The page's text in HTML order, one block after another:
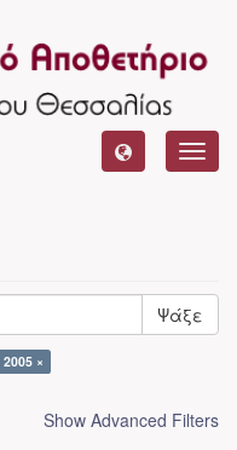
Ψάξε
×
Show Advanced Filters